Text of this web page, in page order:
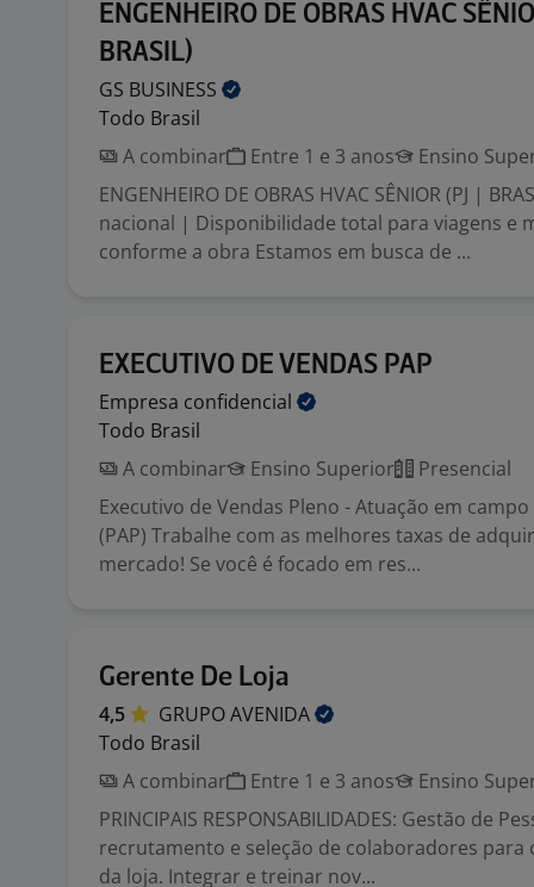
ENGENHEIRO DE OBRAS HVAC
BRASIL)
GS BUSINESS
Todo Brasil
A combinar
Entre 1 e 3 anos
Ensino
ENGENHEIRO DE OBRAS HVAC SÊNIOR (PJ |
nacional | Disponibilidade total para viagens e
conforme a obra Estamos em busca de ...
EXECUTIVO DE VENDAS PAP
Empresa confidencial
Todo Brasil
A combinar
Ensino Superior
Presencial
Executivo de Vendas Pleno - Atuação em
(PAP) Trabalhe com as melhores taxas de
mercado! Se você é focado em res...
Gerente De Loja
4,5 GRUPOAVENIDA
Todo Brasil
A combinar
Entre 1 e 3 anos
Ensino
PRINCIPAIS RESPONSABILIDADES: Gestão de
recrutamento e seleção de colaboradores para
da loja. Integrar e treinar nov...